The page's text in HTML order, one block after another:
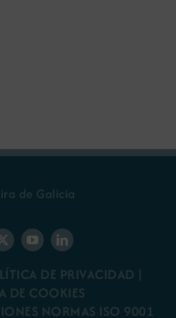
DE PRIVACIDAD |
DE COOKIES
NORMAS ISO 9001